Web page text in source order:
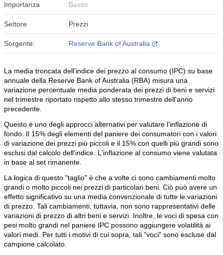
Importanza Basso
Settore Prezzi
Sorgente: Reserve Bank of Australia
La media troncata dell’indice dei prezzo al consumo (IPC) su base
annuale della Reserve Bank of Australia (RBA) misura una
variazione percentuale media ponderata dei prezzi di beni e servizi
nel trimestre riportato rispetto allo stesso trimestre dell'anno
precedente.
Questo è uno degli approcci alternativi per valutare l'inflazione di
fondo. Il 15% degli elementi del paniere dei consumatori con i valori
di variazione dei prezzi più piccoli e il 15% con quelli più grandi sono
esclusi dal calcolo dell'indice. L'inflazione al consumo viene valutata
in base al set rimanente.
La logica di questo "taglio" è che a volte ci sono cambiamenti molto
grandi o molto piccoli nei prezzi di particolari beni. Ciò può avere un
effetto significativo su una media convenzionale di tutte le variazioni
di prezzo. Tali cambiamenti, tuttavia, non sono rappresentativi delle
variazioni di prezzo di altri beni e servizi. Inoltre, le voci di spesa con
pesi molto grandi nel paniere IPC possono aggiungere volatilità ai
valori medi. Per tutti i motivi di cui sopra, tali "voci" sono escluse dal
campione calcolato.